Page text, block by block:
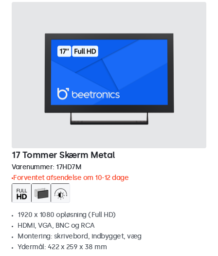
17 Tommer Skærm Metal
Varenummer: 17HD7M
Forventet afsendelse om 10-12 dage
1920 x 1080 opløsning (Full HD)
HDMI, VGA, BNC og RCA
Montering: skrivebord, indbygget, væg
Ydermål: 422 x 259 x 38 mm